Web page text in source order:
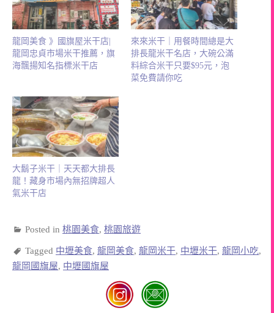
龍岡美食 》國旗屋米干店|
龍岡忠貞市場米干推薦，旗
海飄揚知名指標米干店
來來米干｜用餐時間總是大
排長龍米干名店，大碗公滿
料綜合米干只要$95元，泡
菜免費請你吃
大鬍子米干｜天天都大排長
龍！藏身市場內無招牌超人
氣米干店
Posted in 桃園美食, 桃園旅遊
Tagged 中壢美食, 龍岡美食, 龍岡米干, 中壢米干, 龍岡小吃,
龍岡國旗屋, 中壢國旗屋